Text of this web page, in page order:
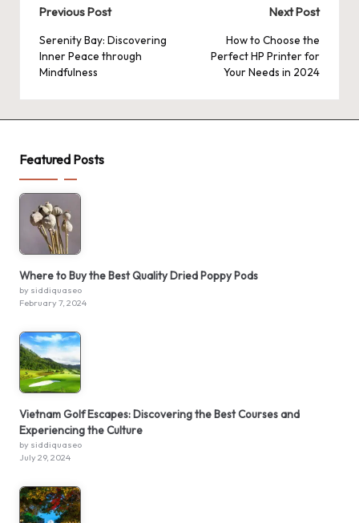
Post
navigation
Previous Post
Serenity Bay: Discovering
Inner Peace through
Mindfulness
Next Post
How to Choose the
Perfect HP Printer for
Your Needs in 2024
Featured Posts
Where to Buy the Best Quality Dried Poppy Pods
by siddiquaseo
February 7, 2024
Vietnam Golf Escapes: Discovering the Best Courses and
Experiencing the Culture
by siddiquaseo
July 29, 2024